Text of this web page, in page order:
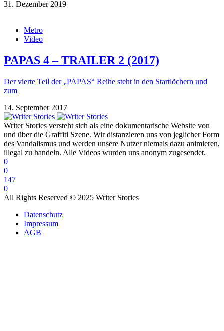
31. Dezember 2019
Metro
Video
PAPAS 4 – TRAILER 2 (2017)
Der vierte Teil der „PAPAS“ Reihe steht in den Startlöchern und
zum
14. September 2017
Writer Stories versteht sich als eine dokumentarische Website von
und über die Graffiti Szene. Wir distanzieren uns von jeglicher Form
des Vandalismus und werden unsere Nutzer niemals dazu animieren,
illegal zu handeln. Alle Videos wurden uns anonym zugesendet.
0
0
147
0
All Rights Reserved © 2025 Writer Stories
Datenschutz
Impressum
AGB